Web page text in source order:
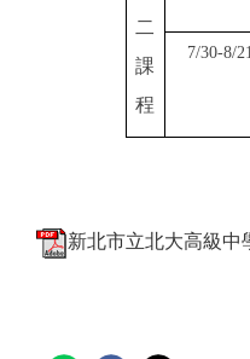
二
課
程
7/30-8/21
新北市立北大高級中